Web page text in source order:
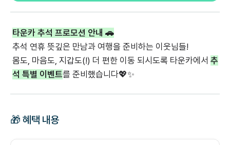
타운카 추석 프로모션 안내 🚗
추석 연휴 뜻깊은 만남과 여행을 준비하는 이웃님들!
몸도, 마음도, 지갑도(!) 더 편한 이동 되시도록 타운카에서 추
석 특별 이벤트를 준비했습니다💖✨
🎁 혜택 내용